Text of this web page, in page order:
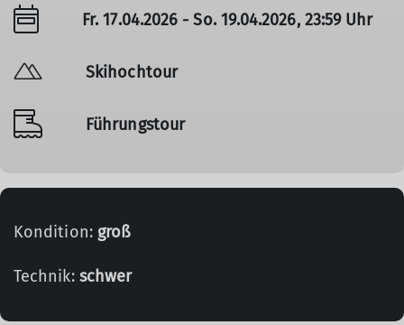
Fr. 17.04.2026 - So. 19.04.2026, 23:59 Uhr
Skihochtour
Führungstour
Kondition: groß
Technik: schwer